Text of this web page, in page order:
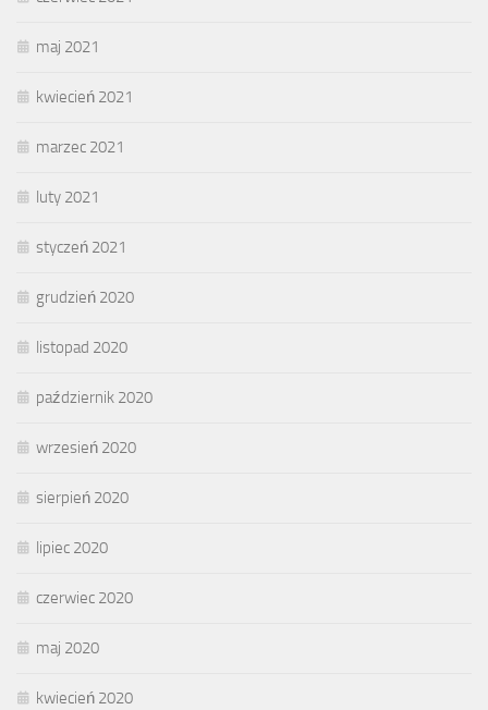
maj 2021
kwiecień 2021
marzec 2021
luty 2021
styczeń 2021
grudzień 2020
listopad 2020
październik 2020
wrzesień 2020
sierpień 2020
lipiec 2020
czerwiec 2020
maj 2020
kwiecień 2020